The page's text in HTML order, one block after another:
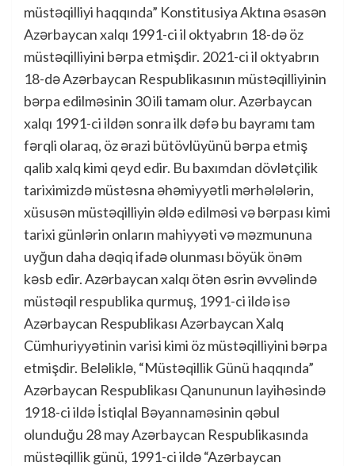
müstəqilliyi haqqında” Konstitusiya Aktına əsasən
Azərbaycan xalqı 1991-ci il oktyabrın 18-də öz
müstəqilliyini bərpa etmişdir. 2021-ci il oktyabrın
18-də Azərbaycan Respublikasının müstəqilliyinin
bərpa edilməsinin 30 ili tamam olur. Azərbaycan
xalqı 1991-ci ildən sonra ilk dəfə bu bayramı tam
fərqli olaraq, öz ərazi bütövlüyünü bərpa etmiş
qalib xalq kimi qeyd edir. Bu baxımdan dövlətçilik
tariximizdə müstəsna əhəmiyyətli mərhələlərin,
xüsusən müstəqilliyin əldə edilməsi və bərpası kimi
tarixi günlərin onların mahiyyəti və məzmununa
uyğun daha dəqiq ifadə olunması böyük önəm
kəsb edir. Azərbaycan xalqı ötən əsrin əvvəlində
müstəqil respublika qurmuş, 1991-ci ildə isə
Azərbaycan Respublikası Azərbaycan Xalq
Cümhuriyyətinin varisi kimi öz müstəqilliyini bərpa
etmişdir. Beləliklə, “Müstəqillik Günü haqqında”
Azərbaycan Respublikası Qanununun layihəsində
1918-ci ildə İstiqlal Bəyannaməsinin qəbul
olunduğu 28 may Azərbaycan Respublikasında
müstəqillik günü, 1991-ci ildə “Azərbaycan